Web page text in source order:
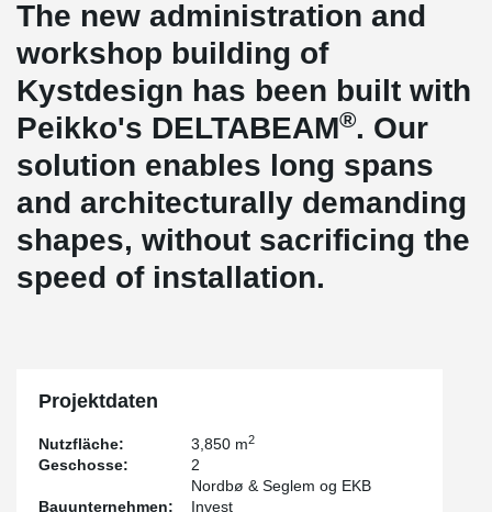
The new administration and
workshop building of
Kystdesign has been built with
Peikko's DELTABEAM®. Our
solution enables long spans
and architecturally demanding
shapes, without sacrificing the
speed of installation.
Projektdaten
Nutzfläche: 3,850 m2
Geschosse: 2
Bauunternehmen:
Nordbø & Seglem og EKB
Invest